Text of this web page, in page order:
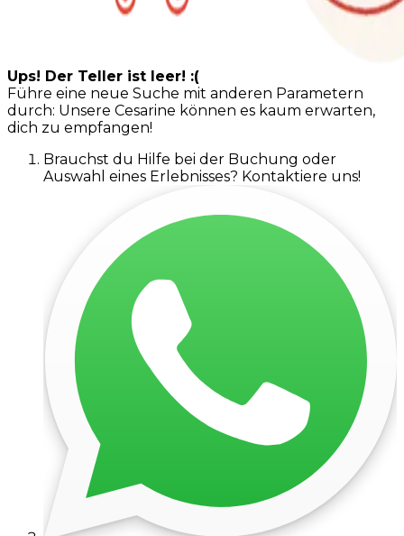
Ups! Der Teller ist leer! :(
Führe eine neue Suche mit anderen Parametern
durch: Unsere Cesarine können es kaum erwarten,
dich zu empfangen!
Brauchst du Hilfe bei der Buchung oder
Auswahl eines Erlebnisses? Kontaktiere uns!